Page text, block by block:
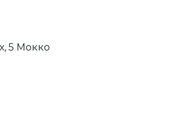
Polysorbate 20,
5 Мокко